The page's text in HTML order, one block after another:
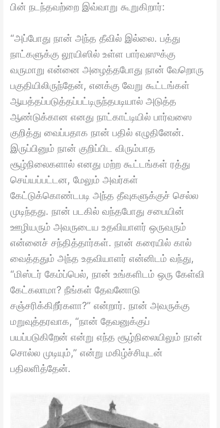
பின் நடந்தவற்றை இவ்வாறு கூறுகிறார்:
“அப்போது நான் அந்த தீவில் இல்லை. பத்து
நாட்களுக்கு லூயிஸில் உள்ள பார்வஸுக்கு
வருமாறு என்னை அழைத்தபோது நான் வேறொரு
பகுதியிலிருந்தேன், எனக்கு வேறு கூட்டங்கள்
ஆயத்தப்படுத்தப்பட்டிருந்தபடியால் அடுத்த
ஆண்டுக்கான எனது நாட்காட்டியில் பார்வஸை
குறித்து வைப்பதாக நான் பதில் எழுதினேன்.
இருப்பினும் நான் குறிப்பிட விரும்பாத
சூழ்நிலைகளால் எனது மற்ற கூட்டங்கள் ரத்து
செய்யப்பட்டன, மேலும் அவர்கள்
கேட்டுக்கொண்டபடி அந்த தீவுகளுக்குச் செல்ல
முடிந்தது. நான் படகில் வந்தபோது சபையின்
ஊழியரும் அவருடைய உதவியாளர் ஒருவரும்
என்னைச் சந்தித்தார்கள். நான் கரையில் கால்
வைத்ததும் அந்த உதவியாளர் என்னிடம் வந்து,
“மிஸ்டர் கேம்ப்பெல், நான் உங்களிடம் ஒரு கேள்வி
கேட்கலாமா? நீங்கள் தேவனோடு
சஞ்சரிக்கிறீர்களா?” என்றார். நான் அவருக்கு
மறுவுத்தரவாக, “நான் தேவனுக்குப்
பயப்படுகிறேன் என்று எந்த சூழ்நிலையிலும் நான்
சொல்ல முடியும்,” என்று மகிழ்ச்சியுடன்
பதிலளித்தேன்.